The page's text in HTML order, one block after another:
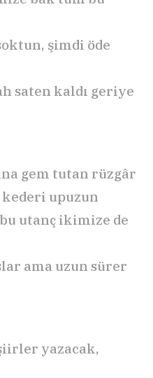
şimdi öde
saten kaldı geriye
gem tutan rüzgâr
upuzun
utanç ikimize de
ama uzun sürer
yazacak,